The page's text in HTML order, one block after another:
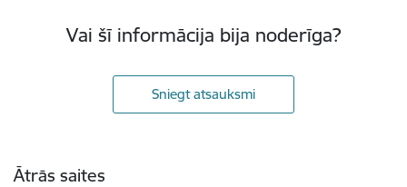
Vai šī informācija bija noderīga?
Sniegt atsauksmi
Ātrās saites